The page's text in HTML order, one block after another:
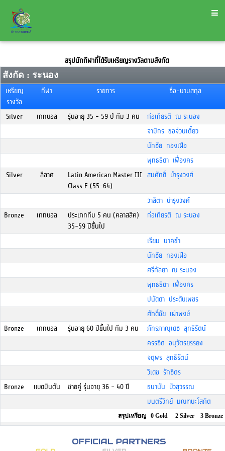
สรุปนักกีฬาที่ได้รับเหรียญรางวัลตามสังกัด
สังกัด : ระนอง
เหรียญ
รางวัล
กีฬา รายการ ชื่อ-นามสกุล
Silver เกทบอล รุ่นอายุ 35 - 59 ปี ทีม 3 คน
ก่อเกียรติ ณ ระนอง
จามิกร ขอจ่วนเตี๋ยว
นัทชัย ทองเฝือ
พุทธธิดา เฟื่องคร
Silver
ลีลาศ
Latin American Master III
Class E (55-64)
สมศักดิ์ บำรุงวงศ์
วาสิตา บำรุงวงศ์
Bronze
เกทบอล
ประเภททีม 5 คน (คลาสสิค)
35-59 ปีขึั้นไป
ก่อเกียรติ ณ ระนอง
เรียม นาคขำ
นัทชัย ทองเฝือ
ศรีกัลยา ณ ระนอง
พุทธธิดา เฟื่องคร
ปนัดดา ประดับเพชร
ศักดิ์ชัย เผ่าพงษ์
Bronze
เกทบอล รุ่นอายุ 60 ปีขึ้นไป ทีม 3 คน
ภัทรภาณุเดช สุทธิรัตน์
ครรชิต อนุวัตรยรรยง
จตุพร สุทธิรัตน์
วิเดช รักชิตร
Bronze
แบดมินตัน ชายคู่ รุ่นอายุ 36 - 40 ปี
ธนานัน บัวสุวรรณ
มนตรีวิทย์ มณฑนะโสภิต
สรุปเหรียญ 0 Gold 2 Silver 3 Bronze